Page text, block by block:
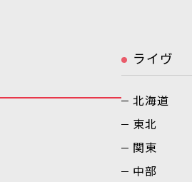
ライヴ
北海道
東北
関東
中部